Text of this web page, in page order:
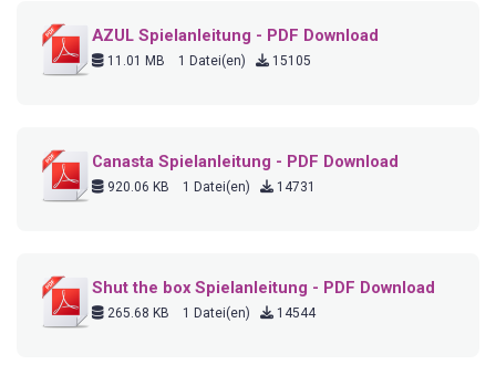
AZUL Spielanleitung - PDF Download
11.01 MB 1 Datei(en) 15105
Canasta Spielanleitung - PDF Download
920.06 KB 1 Datei(en) 14731
Shut the box Spielanleitung - PDF Download
265.68 KB 1 Datei(en) 14544